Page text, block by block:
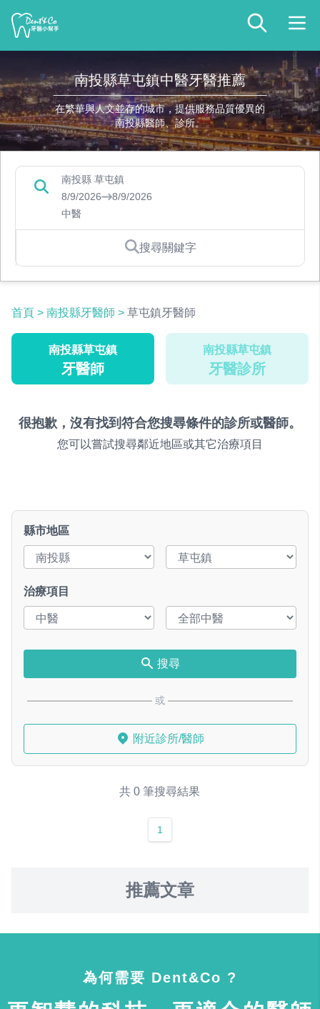
南投縣草屯鎮中醫牙醫推薦
在繁華與人文並存的城市，提供服務品質優異的
南投縣醫師、診所。
南投縣 草屯鎮
8/9/2026
8/9/2026
中醫
搜尋關鍵字
首頁 > 南投縣牙醫師 > 草屯鎮牙醫師
南投縣草屯鎮
牙醫師
南投縣草屯鎮
牙醫診所
很抱歉，沒有找到符合您搜尋條件的診所或醫師。
您可以嘗試搜尋鄰近地區或其它治療項目
縣市地區
治療項目
搜尋
或
附近診所/醫師
共 0 筆搜尋結果
1
推薦文章
為何需要 Dent&Co ?